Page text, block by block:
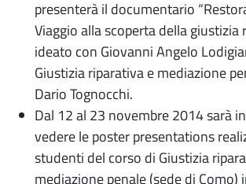
presenterà il documentario
Viaggio alla scoperta della giustizia
ideato con Giovanni Angelo
Giustizia riparativa e mediazione
Dario Tognocchi.
Dal 12 al 23 novembre 2014 sarà
vedere le poster presentations
studenti del corso di Giustizia
mediazione penale (sede di Como)